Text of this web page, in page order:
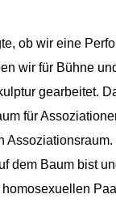
ob wir eine
wir für Bühne
gearbeitet.
für
dem Baum bist